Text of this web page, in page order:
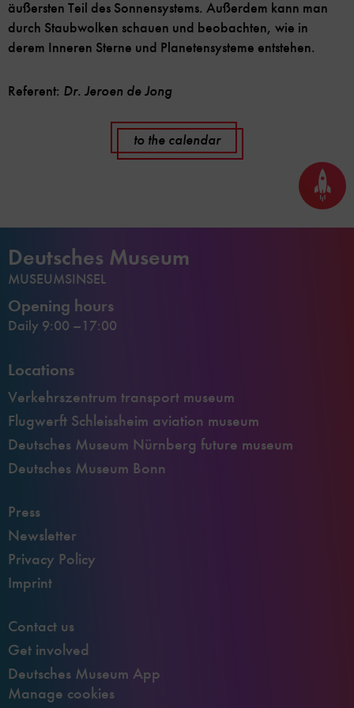
äußersten Teil des Sonnensystems. Außerdem kann man
durch Staubwolken schauen und beobachten, wie in
derem Inneren Sterne und Planetensysteme entstehen.
Referent: Dr. Jeroen de Jong
to the calendar
Back
to
top
Deutsches Museum
MUSEUMSINSEL
Opening hours
Daily 9:00 –17:00
Locations
Verkehrszentrum transport museum
Flugwerft Schleissheim aviation museum
Deutsches Museum Nürnberg future museum
Deutsches Museum Bonn
Press
Newsletter
Privacy Policy
Imprint
Contact us
Get involved
Deutsches Museum App
Manage cookies